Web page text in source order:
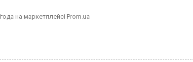
на маркетплейсі Prom.ua